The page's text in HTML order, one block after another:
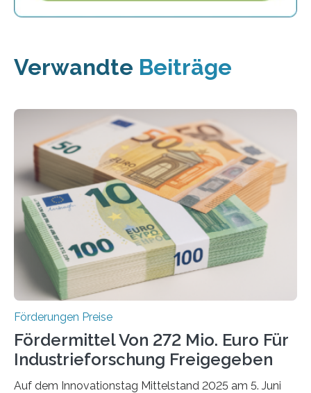
Verwandte Beiträge
Förderungen Preise
Fördermittel Von 272 Mio. Euro Für
Industrieforschung Freigegeben
Auf dem Innovationstag Mittelstand 2025 am 5. Juni